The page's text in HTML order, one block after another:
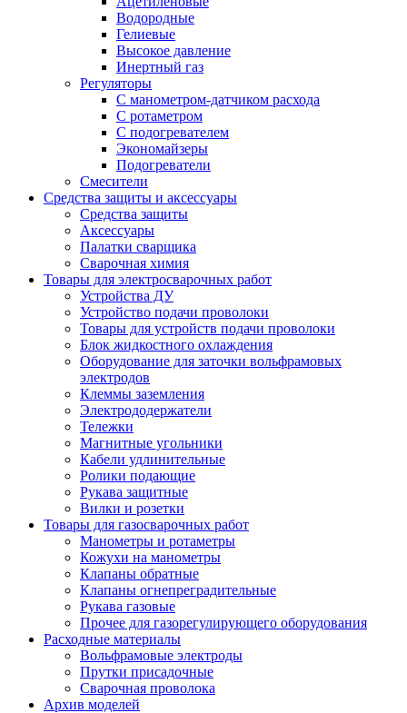
Водородные
Гелиевые
Высокое давление
Инертный газ
Регуляторы
С манометром-датчиком расхода
С ротаметром
С подогревателем
Экономайзеры
Подогреватели
Смесители
Средства защиты и аксессуары
Средства защиты
Аксессуары
Палатки сварщика
Сварочная химия
Товары для электросварочных работ
Устройства ДУ
Устройство подачи проволоки
Товары для устройств подачи проволоки
Блок жидкостного охлаждения
Оборудование для заточки вольфрамовых
электродов
Клеммы заземления
Электрододержатели
Тележки
Магнитные угольники
Кабели удлинительные
Ролики подающие
Рукава защитные
Вилки и розетки
Товары для газосварочных работ
Манометры и ротаметры
Кожухи на манометры
Клапаны обратные
Клапаны огнепреградительные
Рукава газовые
Прочее для газорегулирующего оборудования
Расходные материалы
Вольфрамовые электроды
Прутки присадочные
Сварочная проволока
Архив моделей